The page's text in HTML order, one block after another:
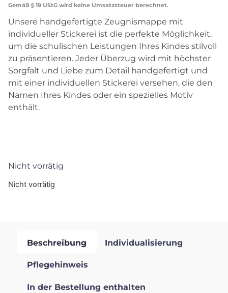
Gemäß § 19 UStG wird keine Umsatzsteuer berechnet.
Unsere handgefertigte Zeugnismappe mit
individueller Stickerei ist die perfekte Möglichkeit,
um die schulischen Leistungen Ihres Kindes stilvoll
zu präsentieren. Jeder Überzug wird mit höchster
Sorgfalt und Liebe zum Detail handgefertigt und
mit einer individuellen Stickerei versehen, die den
Namen Ihres Kindes oder ein spezielles Motiv
enthält.
Nicht vorrätig
Nicht vorrätig
Beschreibung Individualisierung
Pflegehinweis
In der Bestellung enthalten